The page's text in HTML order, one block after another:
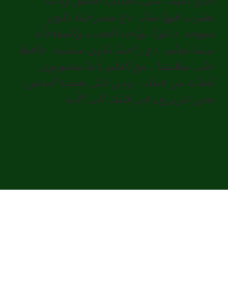
نقترب فيها منك. دع مسرحتنا تكون
مبهجة. دعونا نواجه العجب والمفاجأة
بينما نتعلم. دع راحتنا تكون سلمية. حافظ
على سلامتنا ، مع العلم بأننا محبوبون
للغاية من قبلك ، ومن قبل بعضنا البعض ،
نحن عزيزون في قلبك إلى الأبد.